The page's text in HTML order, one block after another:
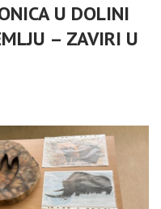
U DOLINI
– ZAVIRI U